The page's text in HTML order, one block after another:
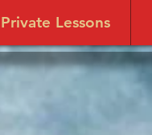
Private Lessons